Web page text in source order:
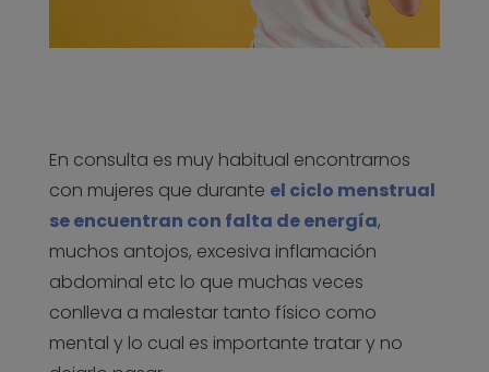
En consulta es muy habitual encontrarnos
con mujeres que durante el ciclo menstrual
se encuentran con falta de energía,
muchos antojos, excesiva inflamación
abdominal etc lo que muchas veces
conlleva a malestar tanto físico como
mental y lo cual es importante tratar y no